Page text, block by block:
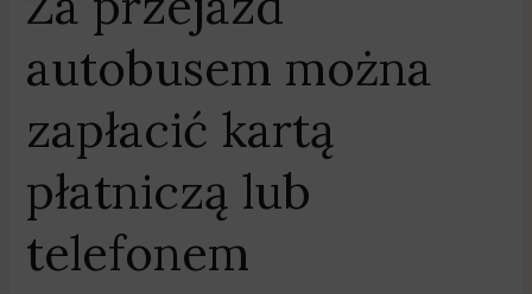
autobusem można
zapłacić kartą
płatniczą lub
telefonem